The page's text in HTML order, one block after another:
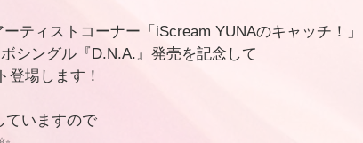
ティストコーナー「iScream YUNAのキャッチ！
シングル『D.N.A.』発売を記念して
登場します！
ていますので